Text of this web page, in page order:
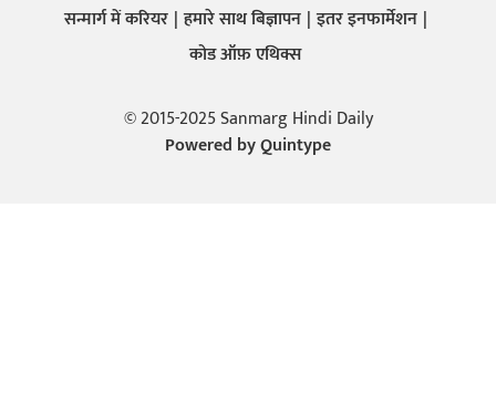
सन्मार्ग में करियर हमारे साथ बिज्ञापन इतर इनफार्मेशन
कोड ऑफ़ एथिक्स
© 2015-2025 Sanmarg Hindi Daily
Powered byQuintype